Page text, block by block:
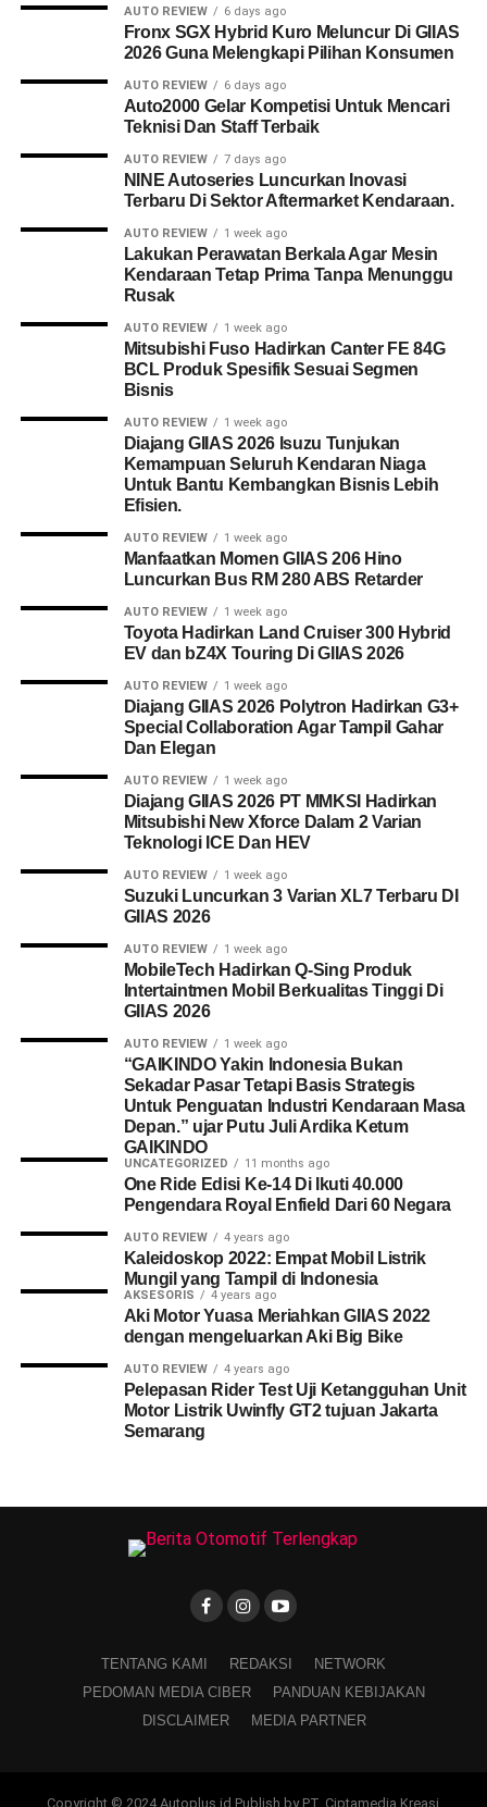
AUTO REVIEW 6 days ago
Fronx SGX Hybrid Kuro Meluncur Di GIIAS
2026 Guna Melengkapi Pilihan Konsumen
AUTO REVIEW 6 days ago
Auto2000 Gelar Kompetisi Untuk Mencari
Teknisi Dan Staff Terbaik
AUTO REVIEW 7 days ago
NINE Autoseries Luncurkan Inovasi
Terbaru Di Sektor Aftermarket Kendaraan.
AUTO REVIEW 1 week ago
Lakukan Perawatan Berkala Agar Mesin
Kendaraan Tetap Prima Tanpa Menunggu
Rusak
AUTO REVIEW 1 week ago
Mitsubishi Fuso Hadirkan Canter FE 84G
BCL Produk Spesifik Sesuai Segmen
Bisnis
AUTO REVIEW 1 week ago
Diajang GIIAS 2026 Isuzu Tunjukan
Kemampuan Seluruh Kendaran Niaga
Untuk Bantu Kembangkan Bisnis Lebih
Efisien.
AUTO REVIEW 1 week ago
Manfaatkan Momen GIIAS 206 Hino
Luncurkan Bus RM 280 ABS Retarder
AUTO REVIEW 1 week ago
Toyota Hadirkan Land Cruiser 300 Hybrid
EV dan bZ4X Touring Di GIIAS 2026
AUTO REVIEW 1 week ago
Diajang GIIAS 2026 Polytron Hadirkan G3+
Special Collaboration Agar Tampil Gahar
Dan Elegan
AUTO REVIEW 1 week ago
Diajang GIIAS 2026 PT MMKSI Hadirkan
Mitsubishi New Xforce Dalam 2 Varian
Teknologi ICE Dan HEV
AUTO REVIEW 1 week ago
Suzuki Luncurkan 3 Varian XL7 Terbaru DI
GIIAS 2026
AUTO REVIEW 1 week ago
MobileTech Hadirkan Q-Sing Produk
Intertaintmen Mobil Berkualitas Tinggi Di
GIIAS 2026
AUTO REVIEW 1 week ago
“GAIKINDO Yakin Indonesia Bukan
Sekadar Pasar Tetapi Basis Strategis
Untuk Penguatan Industri Kendaraan Masa
Depan.” ujar Putu Juli Ardika Ketum
GAIKINDO
UNCATEGORIZED 11 months ago
One Ride Edisi Ke-14 Di Ikuti 40.000
Pengendara Royal Enfield Dari 60 Negara
AUTO REVIEW 4 years ago
Kaleidoskop 2022: Empat Mobil Listrik
Mungil yang Tampil di Indonesia
AKSESORIS 4 years ago
Aki Motor Yuasa Meriahkan GIIAS 2022
dengan mengeluarkan Aki Big Bike
AUTO REVIEW 4 years ago
Pelepasan Rider Test Uji Ketangguhan Unit
Motor Listrik Uwinfly GT2 tujuan Jakarta
Semarang
TENTANG KAMI REDAKSI
NETWORK
PEDOMAN MEDIA CIBER
PANDUAN KEBIJAKAN
DISCLAIMER
MEDIA PARTNER
Copyright © 2024 Autoplus.id Publish by PT. Ciptamedia Kreasi